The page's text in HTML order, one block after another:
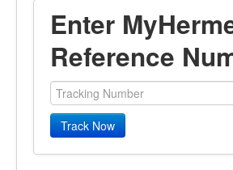
Enter
Reference
Track Now